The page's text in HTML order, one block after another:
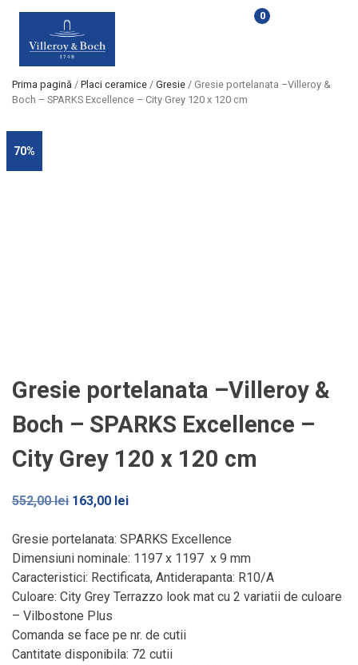
0
Prima pagină / Placi ceramice / Gresie / Gresie portelanata –Villeroy &
Boch – SPARKS Excellence – City Grey 120 x 120 cm
70%
Gresie portelanata –Villeroy &
Boch – SPARKS Excellence –
City Grey 120 x 120 cm
552,00lei Prețul
a
fost:
552,00 lei.
163,00 leiPrețul
este:
163,00 lei.
Gresie portelanata: SPARKS Excellence
Dimensiuni nominale: 1197 x 1197 x 9 mm
Caracteristici: Rectificata, Antiderapanta: R10/A
Culoare: City Grey Terrazzo look mat cu 2 variatii de culoare
– Vilbostone Plus
Comanda se face pe nr. de cutii
Cantitate disponibila: 72 cutii